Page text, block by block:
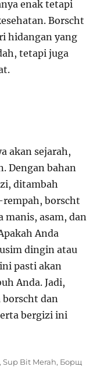
enak tetapi
Borscht
hidangan yang
tetapi juga
akan sejarah,
Dengan bahan
ditambah
borscht
manis, asam, dan
Anda
dingin atau
pasti akan
Anda. Jadi,
borscht dan
bergizi ini
,Sup Bit Merah, Борщ